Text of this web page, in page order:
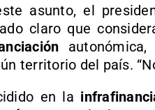
asunto, el
claro que
territorio del país.
en la